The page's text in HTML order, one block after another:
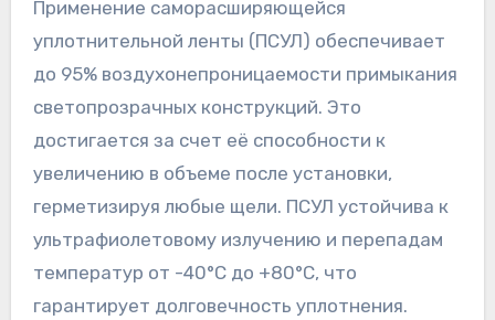
Применение саморасширяющейся
уплотнительной ленты (ПСУЛ) обеспечивает
до 95% воздухонепроницаемости примыкания
светопрозрачных конструкций. Это
достигается за счет её способности к
увеличению в объеме после установки,
герметизируя любые щели. ПСУЛ устойчива к
ультрафиолетовому излучению и перепадам
температур от -40°C до +80°C, что
гарантирует долговечность уплотнения.